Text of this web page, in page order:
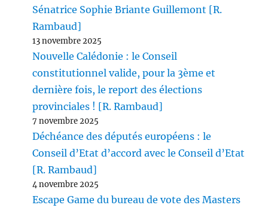
Sénatrice Sophie Briante Guillemont [R.
Rambaud]
13 novembre 2025
Nouvelle Calédonie : le Conseil
constitutionnel valide, pour la 3ème et
dernière fois, le report des élections
provinciales ! [R. Rambaud]
7 novembre 2025
Déchéance des députés européens : le
Conseil d’Etat d’accord avec le Conseil d’Etat
[R. Rambaud]
4 novembre 2025
Escape Game du bureau de vote des Masters